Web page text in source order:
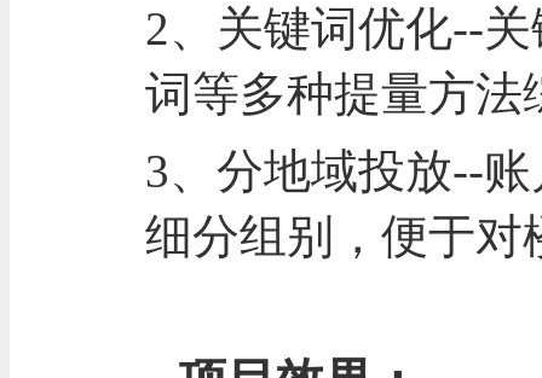
2、关键词优化--
词等多种提量方法
3、分地域投放--
细分组别，便于对